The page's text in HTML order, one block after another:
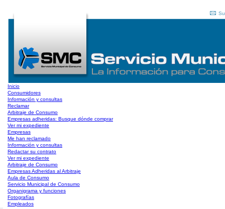
Inicio
Consumidores
Información y consultas
Reclamar
Arbitraje de Consumo
Empresas adheridas: Busque dónde comprar
Ver mi expediente
Empresas
Me han reclamado
Información y consultas
Redactar su contrato
Ver mi expediente
Arbitraje de Consumo
Empresas Adheridas al Arbitraje
Aula de Consumo
Servicio Municipal de Consumo
Organigrama y funciones
Fotografías
Empleados